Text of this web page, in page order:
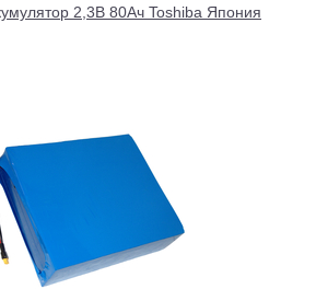
2,3В 80Ач Toshiba Япония